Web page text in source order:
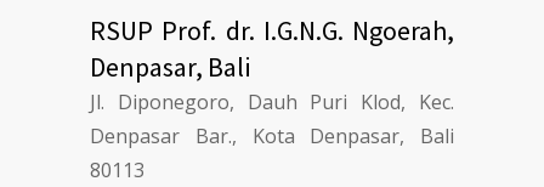
RSUP Prof. dr. I.G.N.G. Ngoerah,
Denpasar, Bali
Jl. Diponegoro, Dauh Puri Klod, Kec.
Denpasar Bar., Kota Denpasar, Bali
80113